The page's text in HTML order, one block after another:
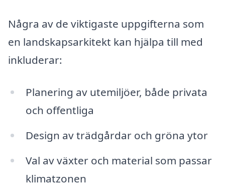
Några av de viktigaste uppgifterna som
en landskapsarkitekt kan hjälpa till med
inkluderar:
Planering av utemiljöer, både privata
och offentliga
Design av trädgårdar och gröna ytor
Val av växter och material som passar
klimatzonen